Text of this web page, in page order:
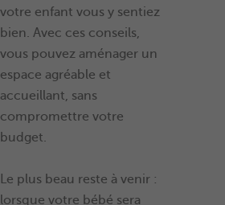
votre enfant vous y sentiez
bien. Avec ces conseils,
vous pouvez aménager un
espace agréable et
accueillant, sans
compromettre votre
budget.
Le plus beau reste à venir :
lorsque votre bébé sera